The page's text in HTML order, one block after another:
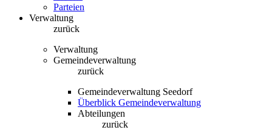
Parteien
Verwaltung
zurück
Verwaltung
Gemeindeverwaltung
zurück
Gemeindeverwaltung Seedorf
Überblick Gemeindeverwaltung
Abteilungen
zurück